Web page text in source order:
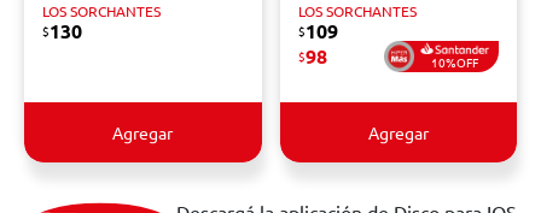
LOS SORCHANTES
$130
Agregar
LOS SORCHANTES
$109
$98 10%OFF
Agregar